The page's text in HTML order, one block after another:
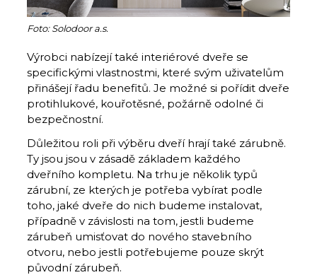
Foto: Solodoor a.s.
Výrobci nabízejí také interiérové dveře se
specifickými vlastnostmi, které svým uživatelům
přinášejí řadu benefitů. Je možné si pořídit dveře
protihlukové, kouřotěsné, požárně odolné či
bezpečnostní.
Důležitou roli při výběru dveří hrají také zárubně.
Ty jsou jsou v zásadě základem každého
dveřního kompletu. Na trhu je několik typů
zárubní, ze kterých je potřeba vybírat podle
toho, jaké dveře do nich budeme instalovat,
případně v závislosti na tom, jestli budeme
zárubeň umisťovat do nového stavebního
otvoru, nebo jestli potřebujeme pouze skrýt
původní zárubeň.